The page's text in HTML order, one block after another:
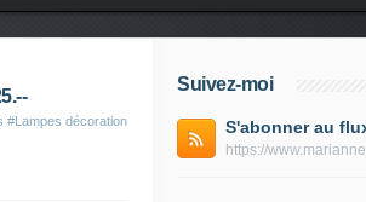
#Lampes décoration
Suivez-moi
S'abonner au
https://